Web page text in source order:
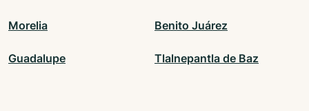
Morelia Benito Juárez
Guadalupe Tlalnepantla de Baz